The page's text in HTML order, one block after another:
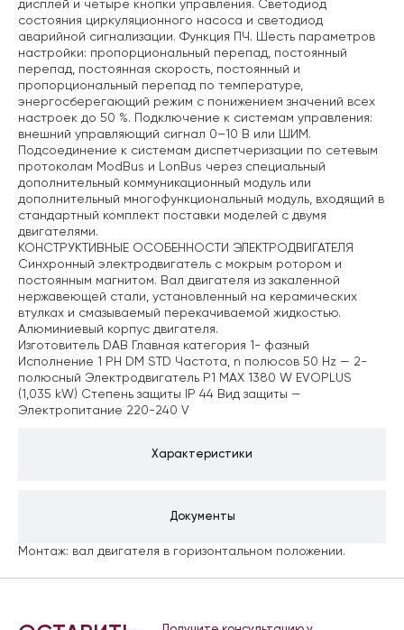
Характеристики
Документы
дисплей и четыре кнопки управления. Светодиод
состояния циркуляционного насоса и светодиод
аварийной сигнализации. Функция ПЧ. Шесть параметров
настройки: пропорциональный перепад, постоянный
перепад, постоянная скорость, постоянный и
пропорциональный перепад по температуре,
энергосберегающий режим с понижением значений всех
настроек до 50 %.
Подключение к системам управления:
внешний управляющий сигнал 0–10 В или ШИМ.
Подсоединение к системам диспетчеризации по сетевым
протоколам ModBus и LonBus через специальный
дополнительный коммуникационный модуль или
дополнительный многофункциональный модуль, входящий в
стандартный комплект поставки моделей с двумя
двигателями.
КОНСТРУКТИВНЫЕ ОСОБЕННОСТИ ЭЛЕКТРОДВИГАТЕЛЯ
Синхронный электродвигатель с мокрым ротором и
постоянным магнитом. Вал двигателя из закаленной
нержавеющей стали, установленный на керамических
втулках и смазываемый перекачиваемой жидкостью.
Алюминиевый корпус двигателя.
Изготовитель DAB
Главная категория 1- фазный
Исполнение 1 PH DM STD Частота, n полюсов 50 Hz — 2-
полюсный Электродвигатель P1 MAX 1380 W EVOPLUS
(1,035 kW) Степень защиты IP 44 Вид защиты —
Электропитание 220-240 V
Монтаж: вал двигателя в горизонтальном положении.